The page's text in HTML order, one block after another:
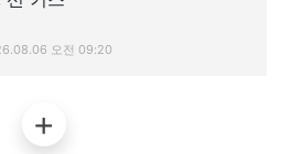
오전 09:20